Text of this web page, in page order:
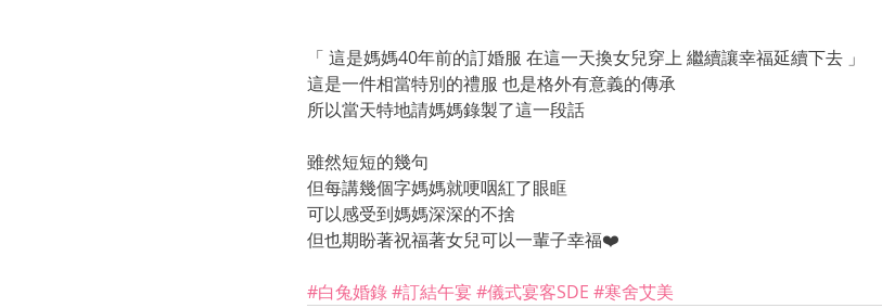
「 這是媽媽40年前的訂婚服 在這一天換女兒穿上 繼續讓幸福延續下去 」
這是一件相當特別的禮服 也是格外有意義的傳承
所以當天特地請媽媽錄製了這一段話
雖然短短的幾句
但每講幾個字媽媽就哽咽紅了眼眶
可以感受到媽媽深深的不捨
但也期盼著祝福著女兒可以一輩子幸福❤️
#白兔婚錄#訂結午宴 #儀式宴客SDE #寒舍艾美